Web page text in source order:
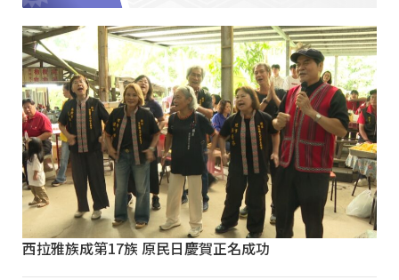
西拉雅族成第17族 原民日慶賀正名成功